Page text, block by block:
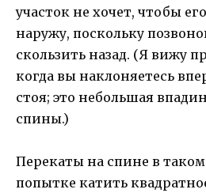
участок не хочет, чтобы
наружу, поскольку
скользить назад. (Я вижу
когда вы наклоняетесь
стоя; это небольшая
спины.)
Перекаты на спине в
попытке катить